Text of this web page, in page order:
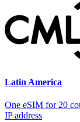
Latin America
One eSIM for 20
IP address